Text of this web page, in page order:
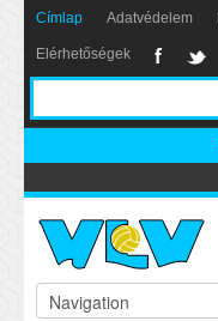
Címlap Adatvédelem
Elérhetőségek